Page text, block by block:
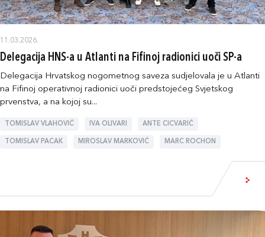
11.03.2026.
Delegacija HNS-a u Atlanti na Fifinoj radionici uoči SP-a
Delegacija Hrvatskog nogometnog saveza sudjelovala je u Atlanti
na Fifinoj operativnoj radionici uoči predstojećeg Svjetskog
prvenstva, a na kojoj su...
TOMISLAV VLAHOVIĆ IVA OLIVARI ANTE CICVARIĆ
TOMISLAV PACAK MIROSLAV MARKOVIĆ MARC ROCHON